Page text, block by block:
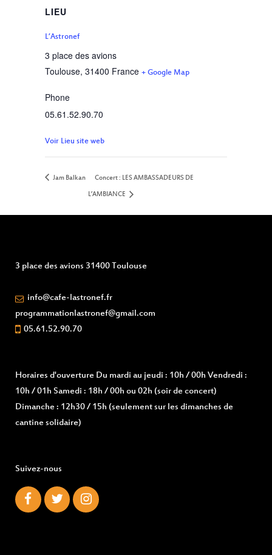
LIEU
L’Astronef
3 place des avions
Toulouse, 31400 France + Google Map
Phone
05.61.52.90.70
Voir Lieu site web
Jam Balkan Concert : LES AMBASSADEURS DE
L’AMBIANCE
3 place des avions 31400 Toulouse
info@cafe-lastronef.fr
programmationlastronef@gmail.com
05.61.52.90.70
Horaires d'ouverture Du mardi au jeudi : 10h / 00h Vendredi :
10h / 01h Samedi : 18h / 00h ou 02h (soir de concert)
Dimanche : 12h30 / 15h (seulement sur les dimanches de
cantine solidaire)
Suivez-nous